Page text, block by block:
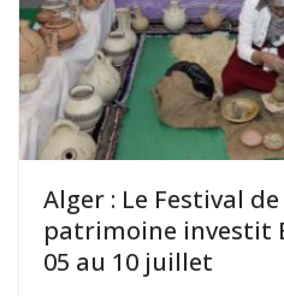
Alger : Le Festival
patrimoine investit
05 au 10 juillet